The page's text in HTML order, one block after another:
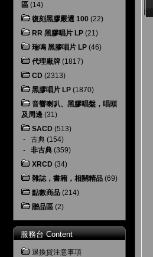
區 (14)
復刻黑膠嚴選 100 (22)
RR 黑膠唱片 LP (21)
瑞鳴 黑膠唱片 LP (46)
代理廠牌 (1817)
CD (2313)
黑膠唱片 LP (1870)
音響喇叭、黑膠唱盤，唱頭
及周邊 (31)
SACD (513)
- 古典 (154)
- 非古典 (359)
XRCD (34)
雜誌，書籍，相關精品 (69)
點數商品 (214)
贈品區 (2)
服務台 Content
退換貨注意事項